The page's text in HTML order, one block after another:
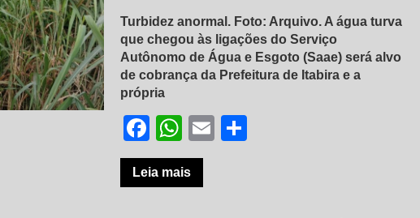
Turbidez anormal. Foto: Arquivo. A água turva
que chegou às ligações do Serviço
Autônomo de Água e Esgoto (Saae) será alvo
de cobrança da Prefeitura de Itabira e a
própria
Facebook
WhatsApp
Email
Leia mais